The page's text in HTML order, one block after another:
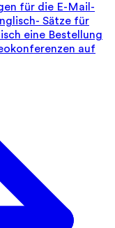
für die E-Mail-
Sätze für
eine Bestellung
auf